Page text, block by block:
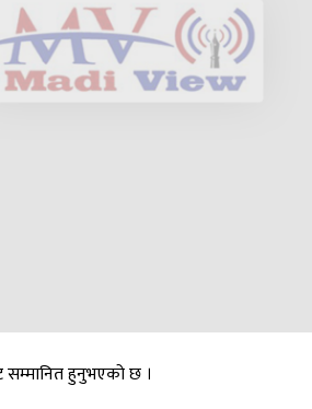
सम्मानित हुनुभएको छ ।